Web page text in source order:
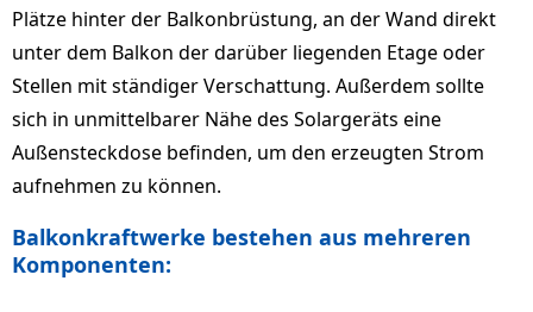
Plätze hinter der Balkonbrüstung, an der Wand direkt
unter dem Balkon der darüber liegenden Etage oder
Stellen mit ständiger Verschattung. Außerdem sollte
sich in unmittelbarer Nähe des Solargeräts eine
Außensteckdose befinden, um den erzeugten Strom
aufnehmen zu können.
Balkonkraftwerke bestehen aus mehreren
Komponenten: